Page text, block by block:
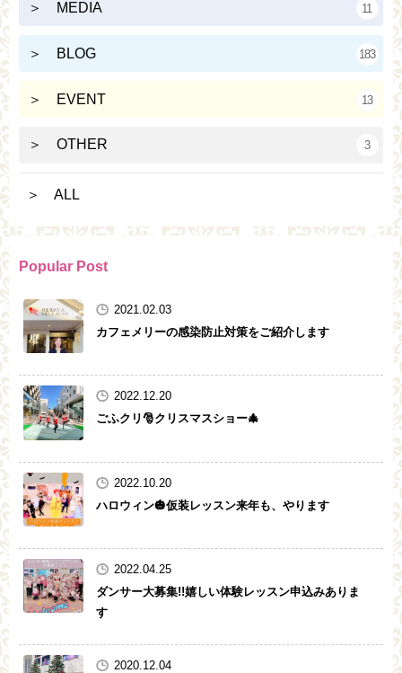
＞ MEDIA 11
＞ BLOG 183
＞ EVENT 13
＞ OTHER 3
＞ ALL
Popular Post
2021.02.03
カフェメリーの感染防止対策をご紹介します
2022.12.20
ごふクリ🎅クリスマスショー🎄
2022.10.20
ハロウィン🎃仮装レッスン来年も、やります
2022.04.25
ダンサー大募集!!嬉しい体験レッスン申込みありま
す
2020.12.04